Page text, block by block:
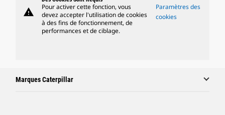
warning
Pour activer cette fonction, vous
devez accepter l'utilisation de cookies
à des fins de fonctionnement, de
performances et de ciblage.
Paramètres des
cookies
Marques Caterpillar